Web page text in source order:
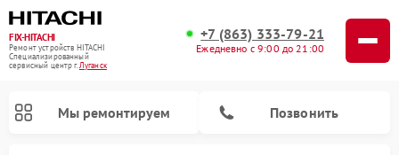
FIX-HITACHI
Ремонт устройств HITACHI
Специализированный
cервисный центр г.Луганск
+7 (863) 333-79-21
Ежедневно с 9:00 до 21:00
Мы ремонтируем Позвонить